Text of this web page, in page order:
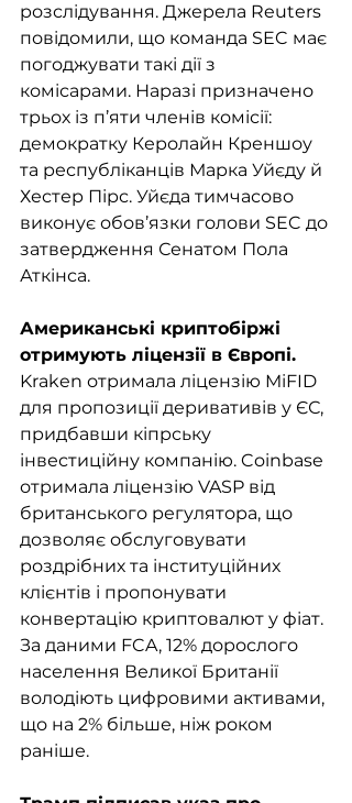
розслідування. Джерела Reuters
повідомили, що команда SEC має
погоджувати такі дії з
комісарами. Наразі призначено
трьох із п’яти членів комісії:
демократку Керолайн Креншоу
та республіканців Марка Уйєду й
Хестер Пірс. Уйєда тимчасово
виконує обов’язки голови SEC до
затвердження Сенатом Пола
Аткінса.
Американські криптобіржі
отримують ліцензії в Європі.
Kraken отримала ліцензію MiFID
для пропозиції деривативів у ЄС,
придбавши кіпрську
інвестиційну компанію. Coinbase
отримала ліцензію VASP від
британського регулятора, що
дозволяє обслуговувати
роздрібних та інституційних
клієнтів і пропонувати
конвертацію криптовалют у фіат.
За даними FCA, 12% дорослого
населення Великої Британії
володіють цифровими активами,
що на 2% більше, ніж роком
раніше.